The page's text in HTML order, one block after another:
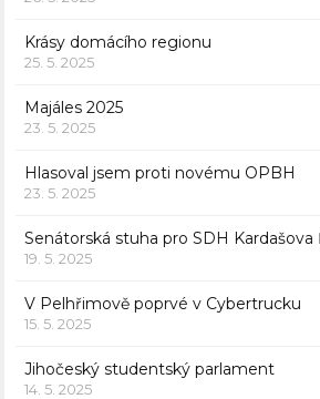
Krásy domácího regionu
25. 5. 2025
Majáles 2025
23. 5. 2025
Hlasoval jsem proti novému OPBH
23. 5. 2025
Senátorská stuha pro SDH Kardašova
19. 5. 2025
V Pelhřimově poprvé v Cybertrucku
15. 5. 2025
Jihočeský studentský parlament
14. 5. 2025